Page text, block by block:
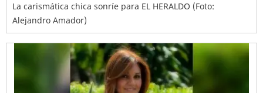
La carismática chica sonríe para EL HERALDO (Foto:
Alejandro Amador)